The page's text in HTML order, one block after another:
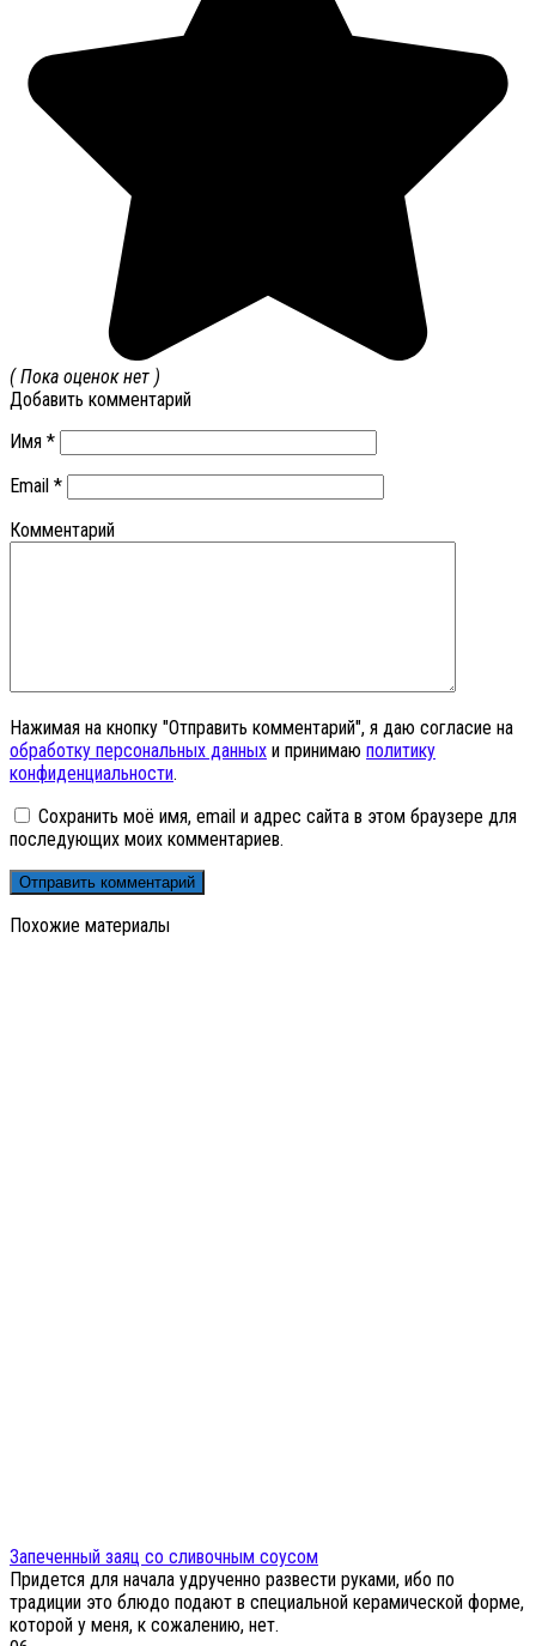
( Пока оценок нет )
Добавить комментарий
Имя *
Email *
Комментарий
Нажимая на кнопку "Отправить комментарий", я даю согласие на
обработку персональных данных и принимаю политику
конфиденциальности.
Сохранить моё имя, email и адрес сайта в этом браузере для
последующих моих комментариев.
Похожие материалы
Запеченный заяц со сливочным соусом
Придется для начала удрученно развести руками, ибо по
традиции это блюдо подают в специальной керамической форме,
которой у меня, к сожалению, нет.